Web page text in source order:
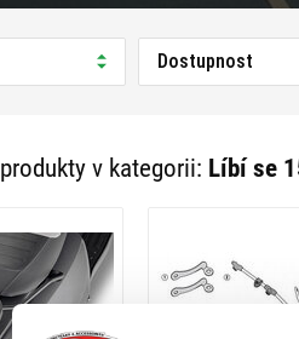
Dostupnost
produkty v kategorii: Líbí se